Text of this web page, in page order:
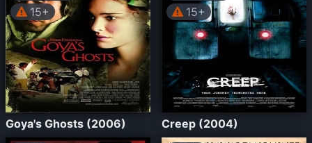
15+
Goya's Ghosts (2006)
15+
Creep (2004)